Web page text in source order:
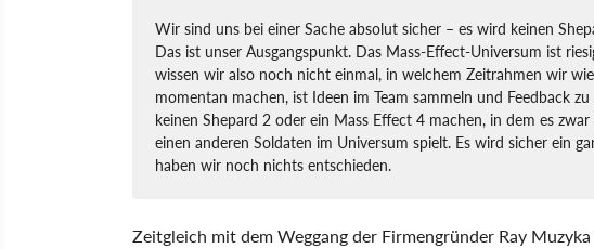
Wir sind uns bei einer Sache absolut sicher – es wird keinen
Das ist unser Ausgangspunkt. Das Mass-Effect-Universum ist
wissen wir also noch nicht einmal, in welchem Zeitrahmen wir
momentan machen, ist Ideen im Team sammeln und Feedback
keinen Shepard 2 oder ein Mass Effect 4 machen, in dem es
einen anderen Soldaten im Universum spielt. Es wird sicher ein
haben wir noch nichts entschieden.
Zeitgleich mit dem Weggang der Firmengründer Ray